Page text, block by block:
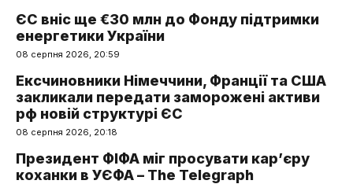
ЄС вніс ще €30 млн до Фонду підтримки
енергетики України
08 серпня 2026, 20:59
Ексчиновники Німеччини, Франції та США
закликали передати заморожені активи
рф новій структурі ЄС
08 серпня 2026, 20:18
Президент ФІФА міг просувати кар’єру
коханки в УЄФА – The Telegraph